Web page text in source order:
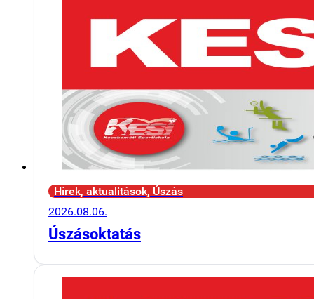
Hírek, aktualitások, Úszás
2026.08.06.
Úszásoktatás